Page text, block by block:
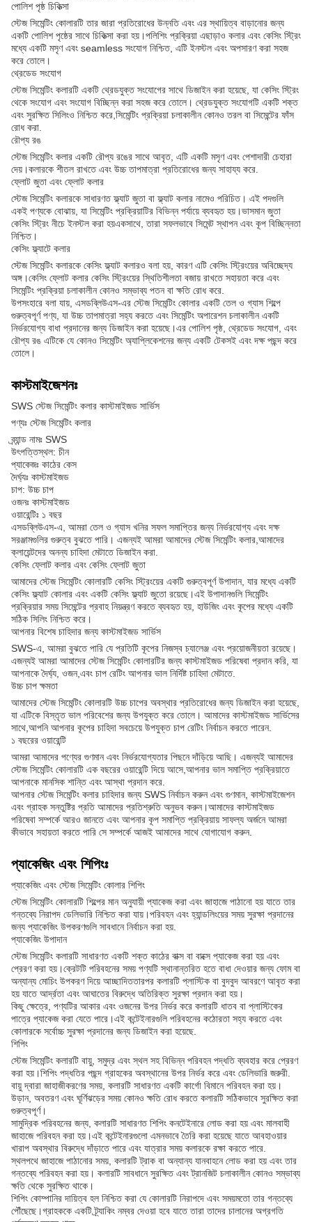
পোলিশ পৃষ্ঠ চিকিত্সা
স্টেজ সিমেন্টিং কোলারটি তার জারা প্রতিরোধের উন্নতি এবং এর স্থায়িত্ব বাড়ানোর জন্য
একটি পোলিশ পৃষ্ঠের সাথে চিকিত্সা করা হয়।পলিশিং প্রক্রিয়া এছাড়াও কলার এবং কেসিং স্ট্রিং
মধ্যে একটি মসৃণ এবং seamless সংযোগ নিশ্চিত, এটি ইনস্টল এবং অপসারণ করা সহজ
করে তোলে।
থ্রেডেড সংযোগ
স্টেজ সিমেন্টিং কলারটি একটি থ্রেডযুক্ত সংযোগের সাথে ডিজাইন করা হয়েছে, যা কেসিং স্ট্রিং
থেকে সংযোগ এবং সংযোগ বিচ্ছিন্ন করা সহজ করে তোলে। থ্রেডযুক্ত সংযোগটি একটি শক্ত
এবং সুরক্ষিত সিলিংও নিশ্চিত করে,সিমেন্টিং প্রক্রিয়া চলাকালীন কোনও তরল বা সিমেন্টের ফাঁস
রোধ করা.
রৌপ্য রঙ
স্টেজ সিমেন্টিং কলার একটি রৌপ্য রঙের সাথে আবৃত, এটি একটি মসৃণ এবং পেশাদারী চেহারা
দেয়।কলারকে শীতল রাখতে এবং উচ্চ তাপমাত্রা প্রতিরোধের জন্য সাহায্য করে.
ফ্লোট জুতা এবং ফ্লোট কলার
স্টেজ সিমেন্টিং কলারকে সাধারণত ফ্ল্যাট জুতা বা ফ্ল্যাট কলার নামেও পরিচিত। এই পদগুলি
একই পণ্যকে বোঝায়, যা সিমেন্টিং প্রক্রিয়াটির বিভিন্ন পর্যায়ে ব্যবহৃত হয়।ভাসমান জুতা
কেসিং স্ট্রিং নীচে ইনস্টল করা হয়একসাথে, তারা সফলভাবে সিমেন্ট স্থাপন এবং কূপ বিচ্ছিন্নতা
নিশ্চিত।
কেসিং ফ্ল্যাটে কলার
স্টেজ সিমেন্টিং কলারকে কেসিং ফ্ল্যাট কলারও বলা হয়, কারণ এটি কেসিং স্ট্রিংয়ের অবিচ্ছেদ্য
অঙ্গ।কেসিং ফ্লোট কলার কেসিং স্ট্রিংয়ের স্থিতিশীলতা বজায় রাখতে সহায়তা করে এবং
সিমেন্টিং প্রক্রিয়া চলাকালীন কোনও সম্ভাব্য পতন বা ক্ষতি রোধ করে.
উপসংহারে বলা যায়, এসডব্লিউএস-এর স্টেজ সিমেন্টিং কোলার একটি তেল ও গ্যাস শিল্পে
গুরুত্বপূর্ণ পণ্য, যা উচ্চ তাপমাত্রা সহ্য করতে এবং সিমেন্টিং অপারেশন চলাকালীন একটি
নির্ভরযোগ্য বাধা প্রদানের জন্য ডিজাইন করা হয়েছে।এর পোলিশ পৃষ্ঠ, থ্রেডেড সংযোগ, এবং
রৌপ্য রঙ এটিকে যে কোনও সিমেন্টিং অ্যাপ্লিকেশনের জন্য একটি টেকসই এবং দক্ষ পছন্দ করে
তোলে।
কাস্টমাইজেশনঃ
SWS স্টেজ সিমেন্টিং কলার কাস্টমাইজড সার্ভিস
পণ্যঃ স্টেজ সিমেন্টিং কলার
ব্র্যান্ড নামঃ SWS
উৎপত্তিস্থল: চীন
প্যাকেজঃ কাঠের কেস
দৈর্ঘ্যঃ কাস্টমাইজড
চাপ: উচ্চ চাপ
ওজনঃ কাস্টমাইজড
ওয়ারেন্টিঃ ১ বছর
এসডব্লিউএস-এ, আমরা তেল ও গ্যাস খনির সফল সমাপ্তির জন্য নির্ভরযোগ্য এবং দক্ষ
সরঞ্জামগুলির গুরুত্ব বুঝতে পারি। এজন্যই আমরা আমাদের স্টেজ সিমেন্টিং কলার,আমাদের
ক্লায়েন্টদের অনন্য চাহিদা মেটাতে ডিজাইন করা.
কেসিং ফ্লোট কলার এবং কেসিং ফ্লোট জুতা
আমাদের স্টেজ সিমেন্টিং কোলারটি কেসিং স্ট্রিংয়ের একটি গুরুত্বপূর্ণ উপাদান, যার মধ্যে একটি
কেসিং ফ্ল্যাট কোলার এবং একটি কেসিং ফ্ল্যাট জুতো রয়েছে।এই উপাদানগুলি সিমেন্টিং
প্রক্রিয়ার সময় সিমেন্টের প্রবাহ নিয়ন্ত্রণ করতে ব্যবহৃত হয়, হাউজিং এবং কূপের মধ্যে একটি
সঠিক সিলিং নিশ্চিত করে।
আপনার বিশেষ চাহিদার জন্য কাস্টমাইজড সার্ভিস
SWS-এ, আমরা বুঝতে পারি যে প্রতিটি কূপের নিজস্ব চ্যালেঞ্জ এবং প্রয়োজনীয়তা রয়েছে।
এজন্যই আমরা আমাদের স্টেজ সিমেন্টিং কোলারটির জন্য কাস্টমাইজড পরিষেবা প্রদান করি, যা
আপনাকে দৈর্ঘ্য, ওজন,এবং চাপ রেটিং আপনার ভাল নির্দিষ্ট চাহিদা মেটাতে.
উচ্চ চাপ ক্ষমতা
আমাদের স্টেজ সিমেন্টিং কোলারটি উচ্চ চাপের অবস্থার প্রতিরোধের জন্য ডিজাইন করা হয়েছে,
যা এটিকে বিস্তৃত ভাল পরিবেশের জন্য উপযুক্ত করে তোলে। আমাদের কাস্টমাইজড সার্ভিসের
সাথে,আপনি আপনার কূপের চাহিদা সবচেয়ে উপযুক্ত চাপ রেটিং নির্বাচন করতে পারেন.
১ বছরের ওয়ারেন্টি
আমরা আমাদের পণ্যের গুণমান এবং নির্ভরযোগ্যতার পিছনে দাঁড়িয়ে আছি। এজন্যই আমাদের
স্টেজ সিমেন্টিং কোলারটি এক বছরের ওয়ারেন্টি দিয়ে আসে,আপনার ভাল সমাপ্তি প্রক্রিয়াতে
আপনাকে মানসিক শান্তি এবং আস্থা প্রদান করে.
আপনার স্টেজ সিমেন্টিং কলার চাহিদার জন্য SWS নির্বাচন করুন এবং গুণমান, কাস্টমাইজেশন
এবং গ্রাহক সন্তুষ্টির প্রতি আমাদের প্রতিশ্রুতি অনুভব করুন।আমাদের কাস্টমাইজড
পরিষেবা সম্পর্কে আরও জানতে এবং আপনার কূপ সমাপ্তি প্রক্রিয়ায় সাফল্য অর্জনে আমরা
কীভাবে সহায়তা করতে পারি সে সম্পর্কে আজই আমাদের সাথে যোগাযোগ করুন.
প্যাকেজিং এবং শিপিংঃ
প্যাকেজিং এবং স্টেজ সিমেন্টিং কোলার শিপিং
স্টেজ সিমেন্টিং কোলারটি শিল্পের মান অনুযায়ী প্যাকেজ করা এবং জাহাজে পাঠানো হয় যাতে তার
গন্তব্যে নিরাপদ ডেলিভারি নিশ্চিত করা যায়।পরিবহন এবং হ্যান্ডলিংয়ের সময় সুরক্ষা প্রদানের
জন্য প্যাকেজিং উপকরণগুলি সাবধানে নির্বাচন করা হয়.
প্যাকেজিং উপাদান
স্টেজ সিমেন্টিং কলারটি সাধারণত একটি শক্ত কাঠের বাক্স বা বাক্সে প্যাকেজ করা হয় এবং
প্রেরণ করা হয়।ক্রেটটি পরিবহনের সময় পণ্যটি স্থানান্তরিত হতে বাধা দেওয়ার জন্য ফোম বা
অন্যান্য মোচিং উপকরণ দিয়ে আচ্ছাদিততারপর কলারটি প্লাস্টিক বা বুদবুদ আবরণে আবৃত করা
হয় যাতে আর্দ্রতা এবং আঘাতের বিরুদ্ধে অতিরিক্ত সুরক্ষা প্রদান করা হয়।
কিছু ক্ষেত্রে, পণ্যটির আকার এবং ওজনের উপর নির্ভর করে কলারটি ধাতব বা প্লাস্টিকের
পাত্রে প্যাকেজ করা যেতে পারে।এই কন্টেইনারগুলি পরিবহনের কঠোরতা সহ্য করতে এবং
কোলারকে সর্বোচ্চ সুরক্ষা প্রদানের জন্য ডিজাইন করা হয়েছে.
শিপিং
স্টেজ সিমেন্টিং কলারটি বায়ু, সমুদ্র এবং স্থল সহ বিভিন্ন পরিবহন পদ্ধতি ব্যবহার করে প্রেরণ
করা হয়।শিপিং পদ্ধতির পছন্দ গ্রাহকের অবস্থানের উপর নির্ভর করে এবং ডেলিভারি জরুরী.
বায়ু দ্বারা জাহাজীকরণের সময়, কলারটি সাধারণত একটি কার্গো বিমানে পরিবহন করা হয়।
উড়ান, অবতরণ এবং ঘূর্ণিঝড়ের সময় কোনও ক্ষতি রোধ করতে কলারটি সঠিকভাবে সুরক্ষিত করা
গুরুত্বপূর্ণ।
সামুদ্রিক পরিবহনের জন্য, কলারটি সাধারণত শিপিং কনটেইনারে লোড করা হয় এবং মালবাহী
জাহাজে পরিবহন করা হয়।এই কন্টেইনারগুলো এমনভাবে তৈরি করা হয়েছে যাতে আবহাওয়ার
খারাপ অবস্থার বিরুদ্ধে দাঁড়াতে পারে এবং যাত্রার সময় কলারকে রক্ষা করতে পারে.
স্থলপথে জাহাজে পাঠানোর সময়, কলারটি ট্রাক বা অন্যান্য যানবাহনে লোড করা হয় এবং তার
গন্তব্যে পরিবহন করা হয়। কলারটি সাবধানে সুরক্ষিত এবং ট্রানজিট চলাকালীন কোনও সম্ভাব্য
ক্ষতি থেকে সুরক্ষিত থাকে।
শিপিং কোম্পানির দায়িত্ব হল নিশ্চিত করা যে কোলারটি নিরাপদে এবং সময়মতো তার গন্তব্যে
পৌঁছেছে।গ্রাহককে একটি ট্র্যাকিং নম্বর দেওয়া হবে যাতে তারা তাদের চালানের অগ্রগতি